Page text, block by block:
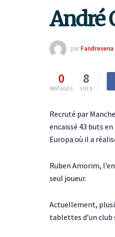
André
par
0
PARTAGES
8
VUES
Recruté par
encaissé 43 buts
Europa où il a
Ruben Amorim,
seul joueur.
Actuellement,
tablettes d’un club